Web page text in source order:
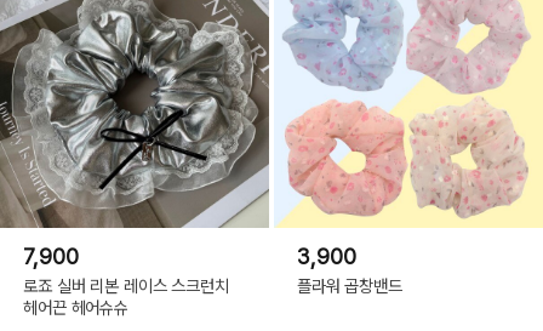
7,900
로죠 실버 리본 레이스 스크런치
헤어끈 헤어슈슈
3,900
플라워 곱창밴드